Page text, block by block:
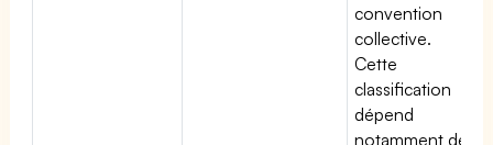
convention
collective.
Cette
classification
dépend
notamment de